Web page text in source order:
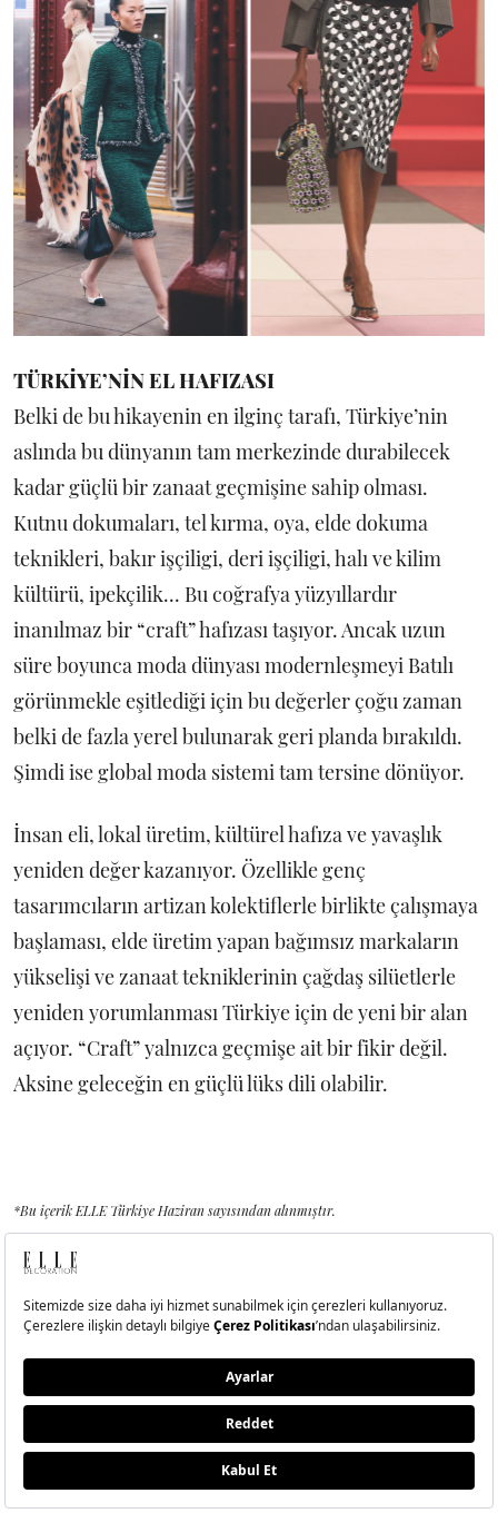
TÜRKİYE’NİN EL HAFIZASI
Belki de bu hikayenin en ilginç tarafı, Türkiye’nin
aslında bu dünyanın tam merkezinde durabilecek
kadar güçlü bir zanaat geçmişine sahip olması.
Kutnu dokumaları, tel kırma, oya, elde dokuma
teknikleri, bakır işçiligi, deri işçiligi, halı ve kilim
kültürü, ipekçilik... Bu coğrafya yüzyıllardır
inanılmaz bir “craft” hafızası taşıyor. Ancak uzun
süre boyunca moda dünyası modernleşmeyi Batılı
görünmekle eşitlediği için bu değerler çoğu zaman
belki de fazla yerel bulunarak geri planda bırakıldı.
Şimdi ise global moda sistemi tam tersine dönüyor.
İnsan eli, lokal üretim, kültürel hafıza ve yavaşlık
yeniden değer kazanıyor. Özellikle genç
tasarımcıların artizan kolektiflerle birlikte çalışmaya
başlaması, elde üretim yapan bağımsız markaların
yükselişi ve zanaat tekniklerinin çağdaş silüetlerle
yeniden yorumlanması Türkiye için de yeni bir alan
açıyor. “Craft” yalnızca geçmişe ait bir fikir değil.
Aksine geleceğin en güçlü lüks dili olabilir.
*Bu içerik ELLE Türkiye Haziran sayısından alınmıştır.